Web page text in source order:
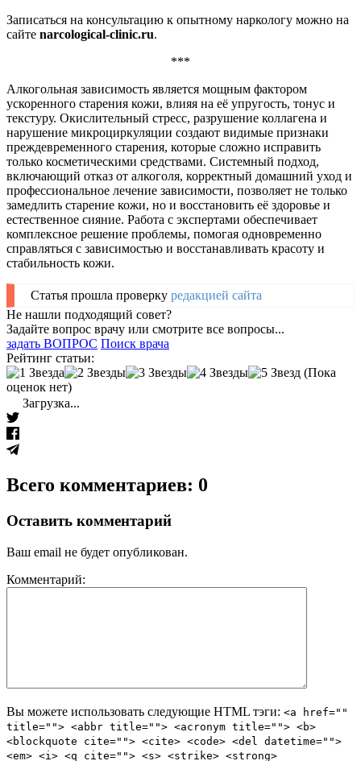
Записаться на консультацию к опытному наркологу можно на
сайте narcological-clinic.ru.
***
Алкогольная зависимость является мощным фактором
ускоренного старения кожи, влияя на её упругость, тонус и
текстуру. Окислительный стресс, разрушение коллагена и
нарушение микроциркуляции создают видимые признаки
преждевременного старения, которые сложно исправить
только косметическими средствами. Системный подход,
включающий отказ от алкоголя, корректный домашний уход и
профессиональное лечение зависимости, позволяет не только
замедлить старение кожи, но и восстановить её здоровье и
естественное сияние. Работа с экспертами обеспечивает
комплексное решение проблемы, помогая одновременно
справляться с зависимостью и восстанавливать красоту и
стабильность кожи.
Статья прошла проверку редакцией сайта
Не нашли подходящий совет?
Задайте вопрос врачу или смотрите все вопросы...
задать ВОПРОС Поиск врача
Рейтинг статьи:
(Пока
оценок нет)
Загрузка...
Всего комментариев: 0
Оставить комментарий
Ваш email не будет опубликован.
Комментарий:
Вы можете использовать следующие HTML тэги: <a href=""
title=""> <abbr title=""> <acronym title=""> <b>
<blockquote cite=""> <cite> <code> <del datetime="">
<em> <i> <q cite=""> <s> <strike> <strong>